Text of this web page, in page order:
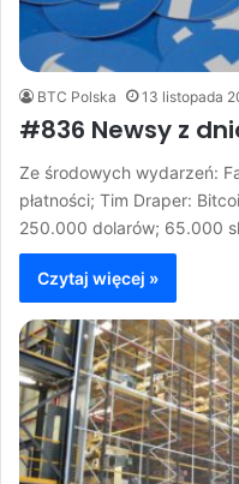
BTC Polska 13 listopada
#836 Newsy z
Ze środowych wydarzeń:
płatności; Tim Draper:
250.000 dolarów; 65.000
Czytaj więcej »